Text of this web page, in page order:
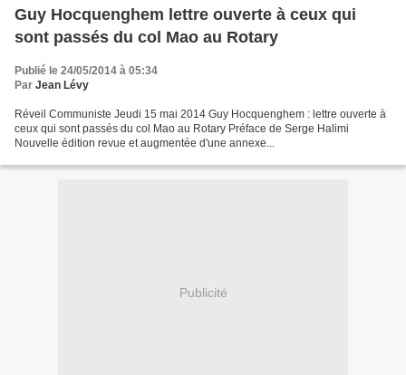
Guy Hocquenghem lettre ouverte à ceux qui
sont passés du col Mao au Rotary
Publié le 24/05/2014 à 05:34
Par Jean Lévy
Réveil Communiste Jeudi 15 mai 2014 Guy Hocquenghem : lettre ouverte à
ceux qui sont passés du col Mao au Rotary Préface de Serge Halimi
Nouvelle édition revue et augmentée d'une annexe...
Publicité